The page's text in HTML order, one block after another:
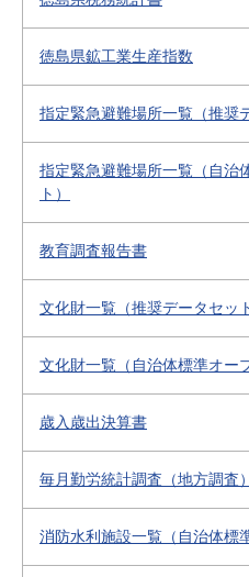
徳島県鉱工業生産指数
指定緊急避難場所一覧（推奨
指定緊急避難場所一覧（自治
ト）
教育調査報告書
文化財一覧（推奨データセッ
文化財一覧（自治体標準オー
歳入歳出決算書
毎月勤労統計調査（地方調査）
消防水利施設一覧（自治体標